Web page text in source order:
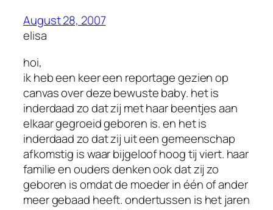
August 28, 2007
elisa
hoi,
ik heb een keer een reportage gezien op
canvas over deze bewuste baby. het is
inderdaad zo dat zij met haar beentjes aan
elkaar gegroeid geboren is. en het is
inderdaad zo dat zij uit een gemeenschap
afkomstig is waar bijgeloof hoog tij viert. haar
familie en ouders denken ook dat zij zo
geboren is omdat de moeder in één of ander
meer gebaad heeft. ondertussen is het jaren